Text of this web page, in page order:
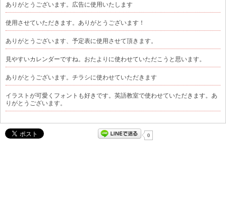
ありがとうございます。広告に使用いたします
使用させていただきます。ありがとうございます！
ありがとうございます、予定表に使用させて頂きます。
見やすいカレンダーですね。おたよりに使わせていただこうと思います。
ありがとうございます。チラシに使わせていただきます
イラストが可愛くフォントも好きです。英語教室で使わせていただきます。あ
りがとうございます。
0